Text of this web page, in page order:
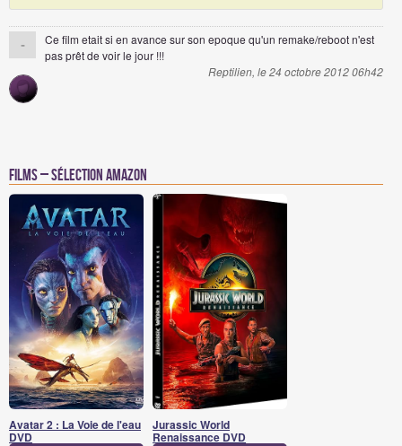
-
Ce film etait si en avance sur son epoque qu'un remake/reboot n'est
pas prêt de voir le jour !!!
Reptilien, le 24 octobre 2012 06h42
Films – Sélection Amazon
Avatar 2 : La Voie de l'eau
DVD
Jurassic World
Renaissance DVD